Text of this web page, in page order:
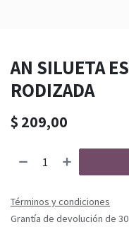
AN SILUETA
RODIZADA
$ 209,00
Términos y condiciones
Grantía de devolución de